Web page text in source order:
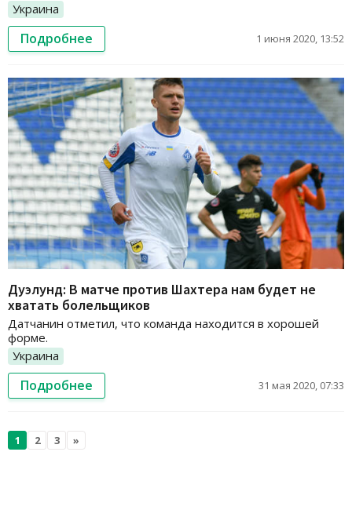
Украина
Подробнее 1 июня 2020, 13:52
Дуэлунд: В матче против Шахтера нам будет не
хватать болельщиков
Датчанин отметил, что команда находится в хорошей
форме.
Украина
Подробнее 31 мая 2020, 07:33
1 2 3 »